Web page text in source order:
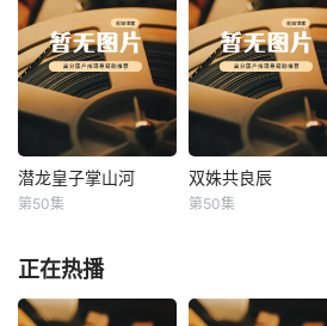
潜龙皇子掌山河
潜龙皇子掌山河
第50集
双姝共良辰
双姝共良辰
第50集
正在热播